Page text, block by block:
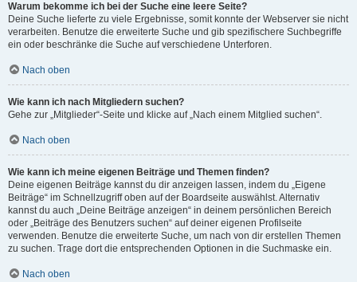
Warum bekomme ich bei der Suche eine leere Seite?
Deine Suche lieferte zu viele Ergebnisse, somit konnte der Webserver sie nicht
verarbeiten. Benutze die erweiterte Suche und gib spezifischere Suchbegriffe
ein oder beschränke die Suche auf verschiedene Unterforen.
Nach oben
Wie kann ich nach Mitgliedern suchen?
Gehe zur „Mitglieder“-Seite und klicke auf „Nach einem Mitglied suchen“.
Nach oben
Wie kann ich meine eigenen Beiträge und Themen finden?
Deine eigenen Beiträge kannst du dir anzeigen lassen, indem du „Eigene
Beiträge“ im Schnellzugriff oben auf der Boardseite auswählst. Alternativ
kannst du auch „Deine Beiträge anzeigen“ in deinem persönlichen Bereich
oder „Beiträge des Benutzers suchen“ auf deiner eigenen Profilseite
verwenden. Benutze die erweiterte Suche, um nach von dir erstellen Themen
zu suchen. Trage dort die entsprechenden Optionen in die Suchmaske ein.
Nach oben